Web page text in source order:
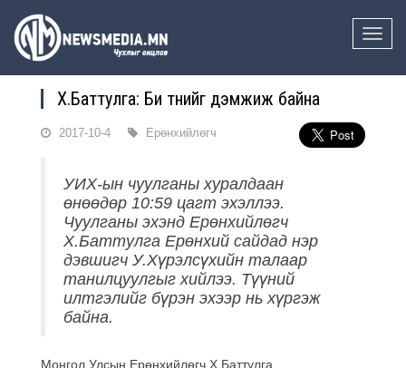
Toggle
Х.Баттулга: Би түүнийг дэмжиж байна
2017-10-4 Ерөнхийлөгч
УИХ-ын чуулганы хуралдаан
өнөөдөр 10:59 цагт эхэллээ.
Чуулганы эхэнд Ерөнхийлөгч
Х.Баттулга Ерөнхий сайдад нэр
дэвшигч У.Хүрэлсүхийн талаар
танилцуулгыг хийлээ. Түүний
илтгэлийг бүрэн эхээр нь хүргэж
байна.
Монгол Улсын Ерөнхийлөгч Х.Баттулга